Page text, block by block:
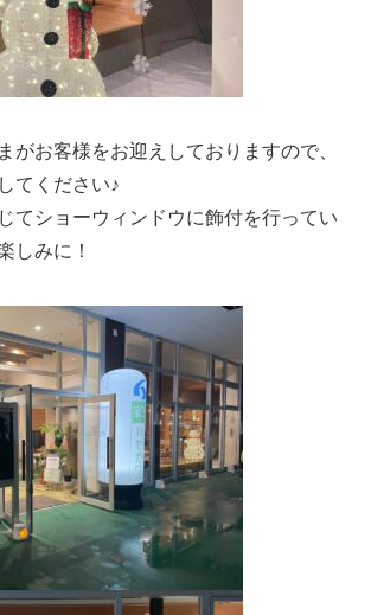
がお客様をお迎えしておりますので、
てください♪
てショーウィンドウに飾付を行ってい
しみに！